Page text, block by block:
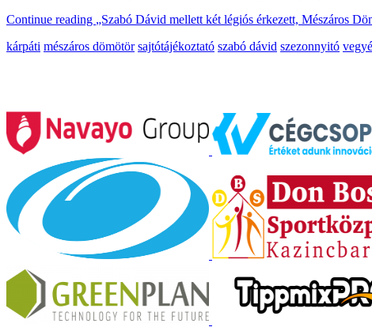
Continue reading „Szabó Dávid mellett két légiós érkezett, Mészáros
kárpáti mészáros dömötör sajtótájékoztató szabó dávid szezonnyitó